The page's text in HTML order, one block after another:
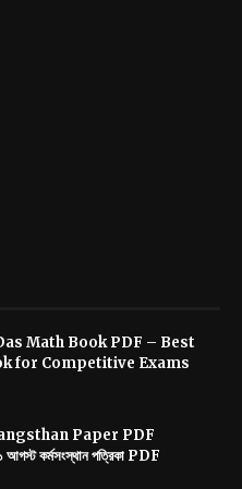
Math Book PDF – Best
for Competitive Exams
Paper PDF
কর্মসংস্থান পত্রিকা PDF